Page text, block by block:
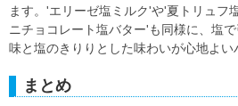
ます。'エリーゼ塩ミルク'や'夏トリュフ
ニチョコレート塩バター'も同様に、塩
味と塩のきりりとした味わいが心地よい
まとめ